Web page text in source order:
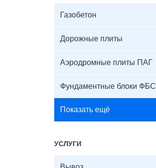
Газобетон
Дорожные плиты
Аэродромные плиты ПАГ
Фундаментные блоки ФБС
Показать ещё
УСЛУГИ